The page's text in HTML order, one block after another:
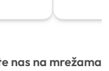
nas na mrežama